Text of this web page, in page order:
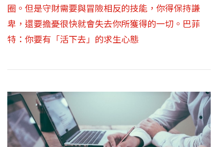
圈。但是守財需要與冒險相反的技能，你得保持謙
卑，還要擔憂很快就會失去你所獲得的一切。巴菲
特：你要有「活下去」的求生心態